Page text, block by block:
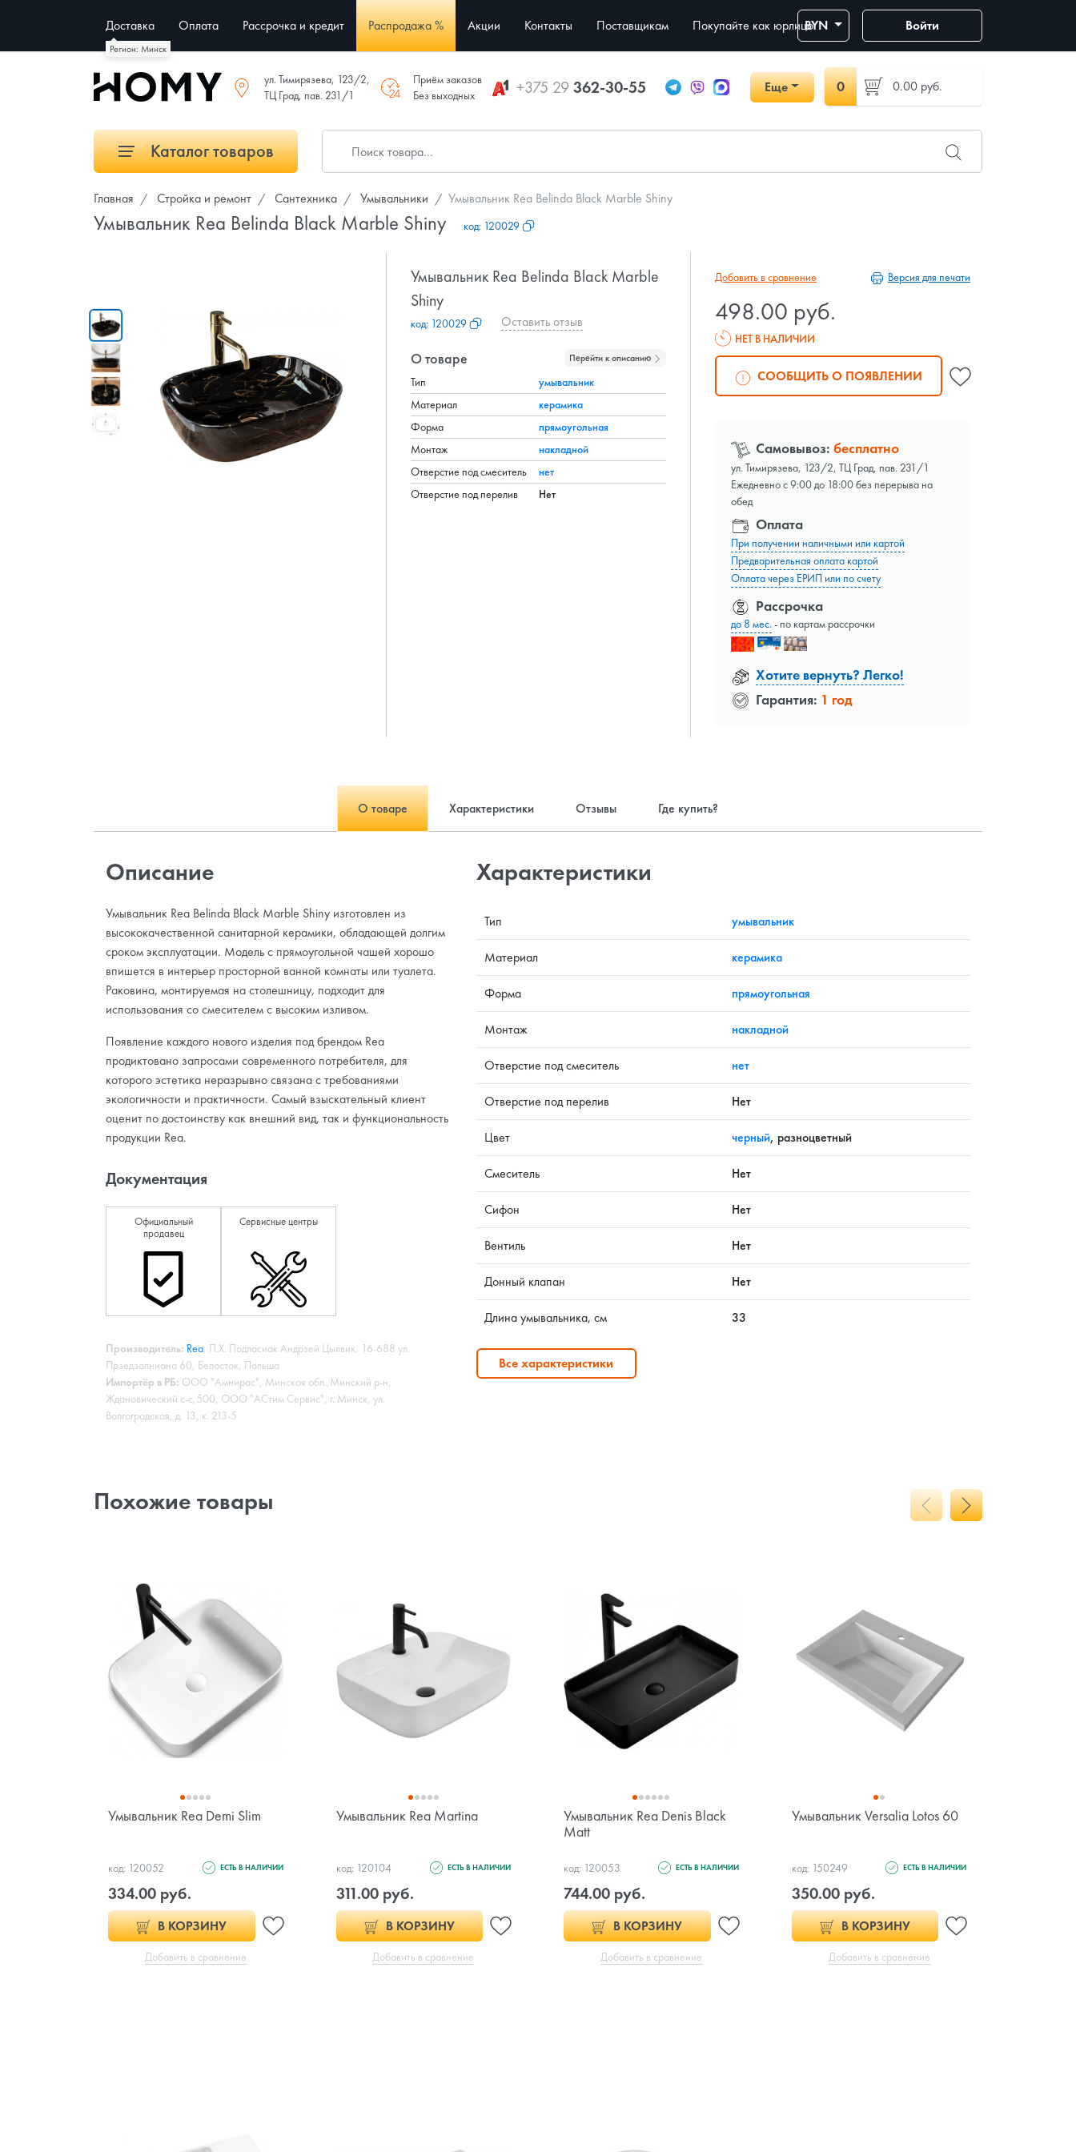
Регион: Минск
Доставка Оплата Рассрочка и кредит Распродажа % Акции Контакты Поставщикам Покупайте как юрлицоBYN Войти
ул. Тимирязева, 123/2,
ТЦ Град, пав. 231/1
Приём заказов
Без выходных
+375 29362-30-55 Еще 0 0.00 руб.
Каталог товаров
Главная Стройка и ремонт Сантехника Умывальники Умывальник Rea Belinda Black Marble Shiny
Умывальник Rea Belinda Black Marble Shiny код: 120029
Умывальник Rea Belinda Black Marble
Shiny
код: 120029 Оставить отзыв
О товаре Перейти к описанию
Тип
умывальник
Материал
керамика
Форма
прямоугольная
Монтаж
накладной
Отверстие под смеситель
нет
Отверстие под перелив
Нет
Добавить в сравнение Версия для печати
498.00 руб.
НЕТ В НАЛИЧИИ
СООБЩИТЬ О ПОЯВЛЕНИИ
Самовывоз: бесплатно
ул. Тимирязева, 123/2, ТЦ Град, пав. 231/1
Ежедневно с 9:00 до 18:00 без перерыва на
обед
Оплата
При получении наличными или картой
Предварительная оплата картой
Оплата через ЕРИП или по счету
Рассрочка
до 8 мес.- по картам рассрочки
Хотите вернуть? Легко!
Гарантия: 1 год
О товаре Характеристики Отзывы Где купить?
Описание
Умывальник Rea Belinda Black Marble Shiny изготовлен из
высококачественной санитарной керамики, обладающей долгим
сроком эксплуатации. Модель с прямоугольной чашей хорошо
впишется в интерьер просторной ванной комнаты или туалета.
Раковина, монтируемая на столешницу, подходит для
использования со смесителем с высоким изливом.
Появление каждого нового изделия под брендом Rea
продиктовано запросами современного потребителя, для
которого эстетика неразрывно связана с требованиями
экологичности и практичности. Самый взыскательный клиент
оценит по достоинству как внешний вид, так и функциональность
продукции Rea.
Документация
Официальный
продавец
Сервисные центры
Производитель: Rea, П.Х. Подласиак Андрзей Цылвик, 16-688 ул.
Прзедзалниана 60, Белосток, Польша
Импортёр в РБ: ООО "Амнирас", Минская обл.,Минский р-н,
Ждановический с-с,500, ООО "АСтим Сервис", г. Минск, ул.
Волгоградская, д. 13, к. 213-5
Характеристики
Тип умывальник
Материал керамика
Форма прямоугольная
Монтаж накладной
Отверстие под смеситель нет
Отверстие под перелив Нет
Цвет черный, разноцветный
Смеситель Нет
Сифон Нет
Вентиль Нет
Донный клапан Нет
Длина умывальника, см 33
Все характеристики
Похожие товары
Умывальник Rea Demi Slim
код: 120052 ЕСТЬ В НАЛИЧИИ
334.00 руб.
В КОРЗИНУ
Добавить в сравнение
Умывальник Rea Martina
код: 120104 ЕСТЬ В НАЛИЧИИ
311.00 руб.
В КОРЗИНУ
Добавить в сравнение
Умывальник Rea Denis Black
Matt
код: 120053 ЕСТЬ В НАЛИЧИИ
744.00 руб.
В КОРЗИНУ
Добавить в сравнение
Умывальник Versalia Lotos 60
код: 150249 ЕСТЬ В НАЛИЧИИ
350.00 руб.
В КОРЗИНУ
Добавить в сравнение